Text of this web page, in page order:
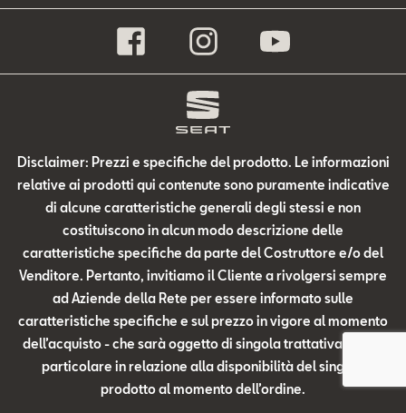
Disclaimer: Prezzi e specifiche del prodotto. Le informazioni
relative ai prodotti qui contenute sono puramente indicative
di alcune caratteristiche generali degli stessi e non
costituiscono in alcun modo descrizione delle
caratteristiche specifiche da parte del Costruttore e/o del
Venditore. Pertanto, invitiamo il Cliente a rivolgersi sempre
ad Aziende della Rete per essere informato sulle
caratteristiche specifiche e sul prezzo in vigore al momento
dell’acquisto - che sarà oggetto di singola trattativa - ed in
particolare in relazione alla disponibilità del singolo
prodotto al momento dell’ordine.